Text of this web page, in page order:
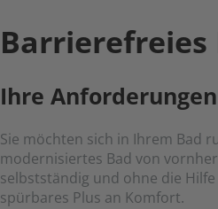
Barrierefreies
Ihre
Sie möchten sich in Ihrem Bad
modernisiertes Bad von
selbstständig und ohne die
spürbares Plus an Komfort.